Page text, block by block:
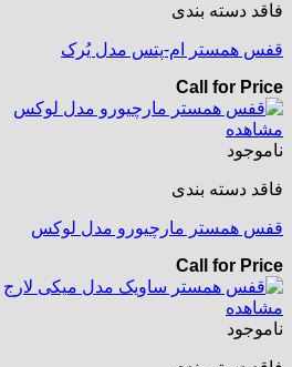
فاقد دسته بندی
قفس همستر ام-پتس مدل یُرک
Call for Price
مشاهده
ناموجود
فاقد دسته بندی
قفس همستر مارچیورو مدل لوکس
Call for Price
مشاهده
ناموجود